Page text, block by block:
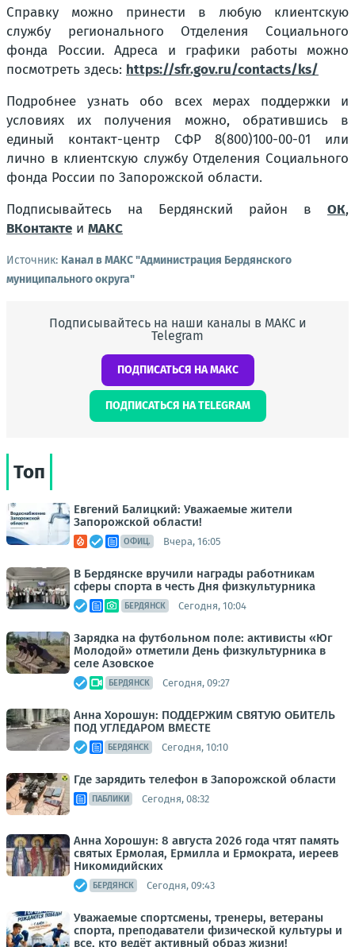
Справку можно принести в любую клиентскую
службу регионального Отделения Социального
фонда России. Адреса и графики работы можно
посмотреть здесь: https://sfr.gov.ru/contacts/ks/
Подробнее узнать обо всех мерах поддержки и
условиях их получения можно, обратившись в
единый контакт-центр СФР 8(800)100-00-01 или
лично в клиентскую службу Отделения Социального
фонда России по Запорожской области.
Подписывайтесь на Бердянский район в ОК,
ВКонтакте и МАКС
Источник: Канал в МАКС "Администрация Бердянского
муниципального округа"
Подписывайтесь на наши каналы в МАКС и
Telegram
ПОДПИСАТЬСЯ НА МАКС
ПОДПИСАТЬСЯ НА TELEGRAM
Топ
Евгений Балицкий: Уважаемые жители
Запорожской области!
ОФИЦ. Вчера, 16:05
В Бердянске вручили награды работникам
сферы спорта в честь Дня физкультурника
БЕРДЯНСК Сегодня, 10:04
Зарядка на футбольном поле: активисты «Юг
Молодой» отметили День физкультурника в
селе Азовское
БЕРДЯНСК Сегодня, 09:27
Анна Хорошун: ПОДДЕРЖИМ СВЯТУЮ ОБИТЕЛЬ
ПОД УГЛЕДАРОМ ВМЕСТЕ
БЕРДЯНСК Сегодня, 10:10
Где зарядить телефон в Запорожской области
ПАБЛИКИ Сегодня, 08:32
Анна Хорошун: 8 августа 2026 года чтят память
святых Ермолая, Ермилла и Ермократа, иереев
Никомидийских
БЕРДЯНСК Сегодня, 09:43
Уважаемые спортсмены, тренеры, ветераны
спорта, преподаватели физической культуры и
все, кто ведёт активный образ жизни!